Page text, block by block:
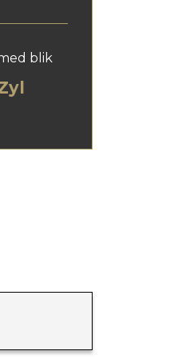
med at
om
en
blik